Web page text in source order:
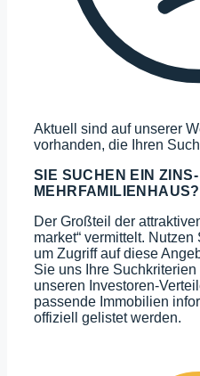
Aktuell sind auf unserer
vorhanden, die Ihren
SIE SUCHEN EIN
MEHRFAMILIENHAUS?
Der Großteil der
market“ vermittelt.
um Zugriff auf diese
Sie uns Ihre
unseren Investoren-
passende Immobilien
offiziell gelistet werden.